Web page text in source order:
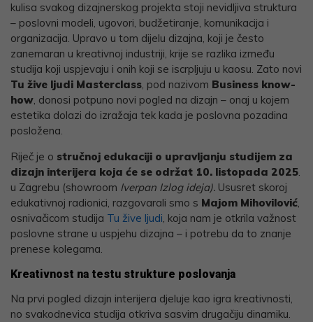
kulisa svakog dizajnerskog projekta stoji nevidljiva struktura
– poslovni modeli, ugovori, budžetiranje, komunikacija i
organizacija. Upravo u tom dijelu dizajna, koji je često
zanemaran u kreativnoj industriji, krije se razlika između
studija koji uspjevaju i onih koji se iscrpljuju u kaosu. Zato novi
Tu žive ljudi Masterclass, pod nazivom Business know-
how, donosi potpuno novi pogled na dizajn – onaj u kojem
estetika dolazi do izražaja tek kada je poslovna pozadina
posložena.
Riječ je o stručnoj edukaciji o upravljanju studijem za
dizajn interijera koja će se održat 10. listopada 2025.
u Zagrebu (showroom Iverpan Izlog ideja). Ususret skoroj
edukativnoj radionici, razgovarali smo s Majom Mihovilović,
osnivačicom studija Tu žive ljudi, koja nam je otkrila važnost
poslovne strane u uspjehu dizajna – i potrebu da to znanje
prenese kolegama.
Kreativnost na testu strukture poslovanja
Na prvi pogled dizajn interijera djeluje kao igra kreativnosti,
no svakodnevica studija otkriva sasvim drugačiju dinamiku.